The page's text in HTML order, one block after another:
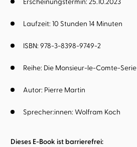
Laufzeit: 10 Stunden 14 Minuten
ISBN: 978-3-8398-9749-2
Reihe: Die Monsieur-le-Comte-Serie
Autor: Pierre Martin
Sprecher:innen: Wolfram Koch
Dieses E-Book ist barrierefrei: